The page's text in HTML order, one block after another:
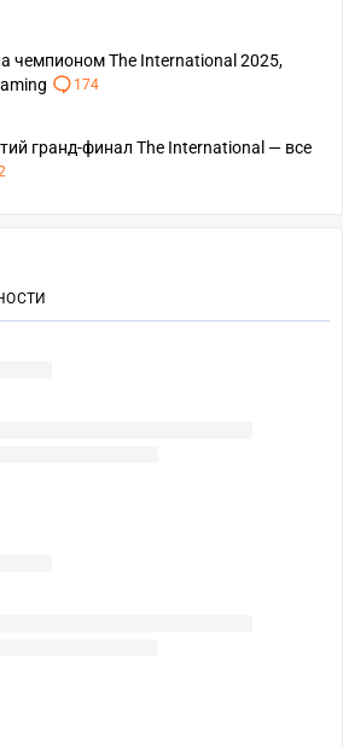
чемпионом The International 2025,
174
гранд-финал The International — все